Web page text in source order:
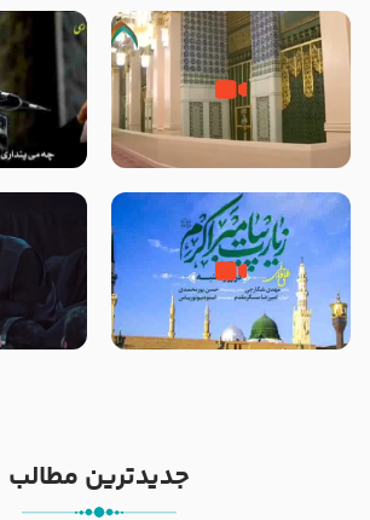
زیارت پیامبر اکرم صلی الله علیه و
اله و سلم در مدینه به همراه
مرگ یا
زیارت پیامبر اکرم صلی الله علیه و
آله در روز شنبه با نوای علی فانی
مصداق
سرخی
جدیدترین مطالب